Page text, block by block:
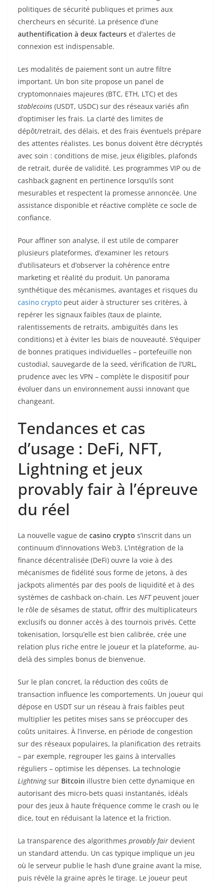
politiques de sécurité publiques et primes aux
chercheurs en sécurité. La présence d’une
authentification à deux facteurs et d’alertes de
connexion est indispensable.
Les modalités de paiement sont un autre filtre
important. Un bon site propose un panel de
cryptomonnaies majeures (BTC, ETH, LTC) et des
stablecoins (USDT, USDC) sur des réseaux variés afin
d’optimiser les frais. La clarté des limites de
dépôt/retrait, des délais, et des frais éventuels prépare
des attentes réalistes. Les bonus doivent être décryptés
avec soin : conditions de mise, jeux éligibles, plafonds
de retrait, durée de validité. Les programmes VIP ou de
cashback gagnent en pertinence lorsqu’ils sont
mesurables et respectent la promesse annoncée. Une
assistance disponible et réactive complète ce socle de
confiance.
Pour affiner son analyse, il est utile de comparer
plusieurs plateformes, d’examiner les retours
d’utilisateurs et d’observer la cohérence entre
marketing et réalité du produit. Un panorama
synthétique des mécanismes, avantages et risques du
casino crypto peut aider à structurer ses critères, à
repérer les signaux faibles (taux de plainte,
ralentissements de retraits, ambiguïtés dans les
conditions) et à éviter les biais de nouveauté. S’équiper
de bonnes pratiques individuelles – portefeuille non
custodial, sauvegarde de la seed, vérification de l’URL,
prudence avec les VPN – complète le dispositif pour
évoluer dans un environnement aussi innovant que
changeant.
Tendances et cas
d’usage : DeFi, NFT,
Lightning et jeux
provably fair à l’épreuve
du réel
La nouvelle vague de casino crypto s’inscrit dans un
continuum d’innovations Web3. L’intégration de la
finance décentralisée (DeFi) ouvre la voie à des
mécanismes de fidélité sous forme de jetons, à des
jackpots alimentés par des pools de liquidité et à des
systèmes de cashback on-chain. Les NFTpeuvent jouer
le rôle de sésames de statut, offrir des multiplicateurs
exclusifs ou donner accès à des tournois privés. Cette
tokenisation, lorsqu’elle est bien calibrée, crée une
relation plus riche entre le joueur et la plateforme, au-
delà des simples bonus de bienvenue.
Sur le plan concret, la réduction des coûts de
transaction influence les comportements. Un joueur qui
dépose en USDT sur un réseau à frais faibles peut
multiplier les petites mises sans se préoccuper des
coûts unitaires. À l’inverse, en période de congestion
sur des réseaux populaires, la planification des retraits
– par exemple, regrouper les gains à intervalles
réguliers – optimise les dépenses. La technologie
Lightningsur Bitcoin illustre bien cette dynamique en
autorisant des micro-bets quasi instantanés, idéals
pour des jeux à haute fréquence comme le crash ou le
dice, tout en réduisant la latence et la friction.
La transparence des algorithmes provably fair devient
un standard attendu. Un cas typique implique un jeu
où le serveur publie le hash d’une graine avant la mise,
puis révèle la graine après le tirage. Le joueur peut